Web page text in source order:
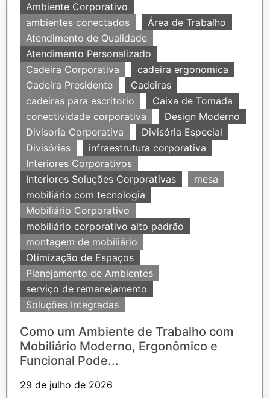
Ambiente Corporativo
ambientes conectados
Área de Trabalho
Atendimento de Qualidade
Atendimento Personalizado
Cadeira Corporativa
cadeira ergonomica
Cadeira Presidente
Cadeiras
cadeiras para escritorio
Caixa de Tomada
conectividade corporativa
Design Moderno
Divisoria Corporativa
Divisória Especial
Divisórias
infraestrutura corporativa
Interiores Corporativos
Interiores Soluções Corporativas
mesa
mobiliário com tecnologia
Mobiliário Corporativo
mobiliário corporativo alto padrão
montagem de mobiliário
Otimização de Espaços
Planejamento de Ambientes
serviço de remanejamento
Soluções Integradas
Como um Ambiente de Trabalho com
Mobiliário Moderno, Ergonômico e
Funcional Pode...
29 de julho de 2026